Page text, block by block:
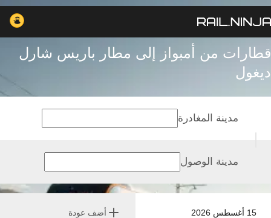
قطارات من أمبواز إلى مطار باريس شارل
ديغول
15 أغسطس 2026 أضف عودة
مدينة المغادرة
مدينة الوصول